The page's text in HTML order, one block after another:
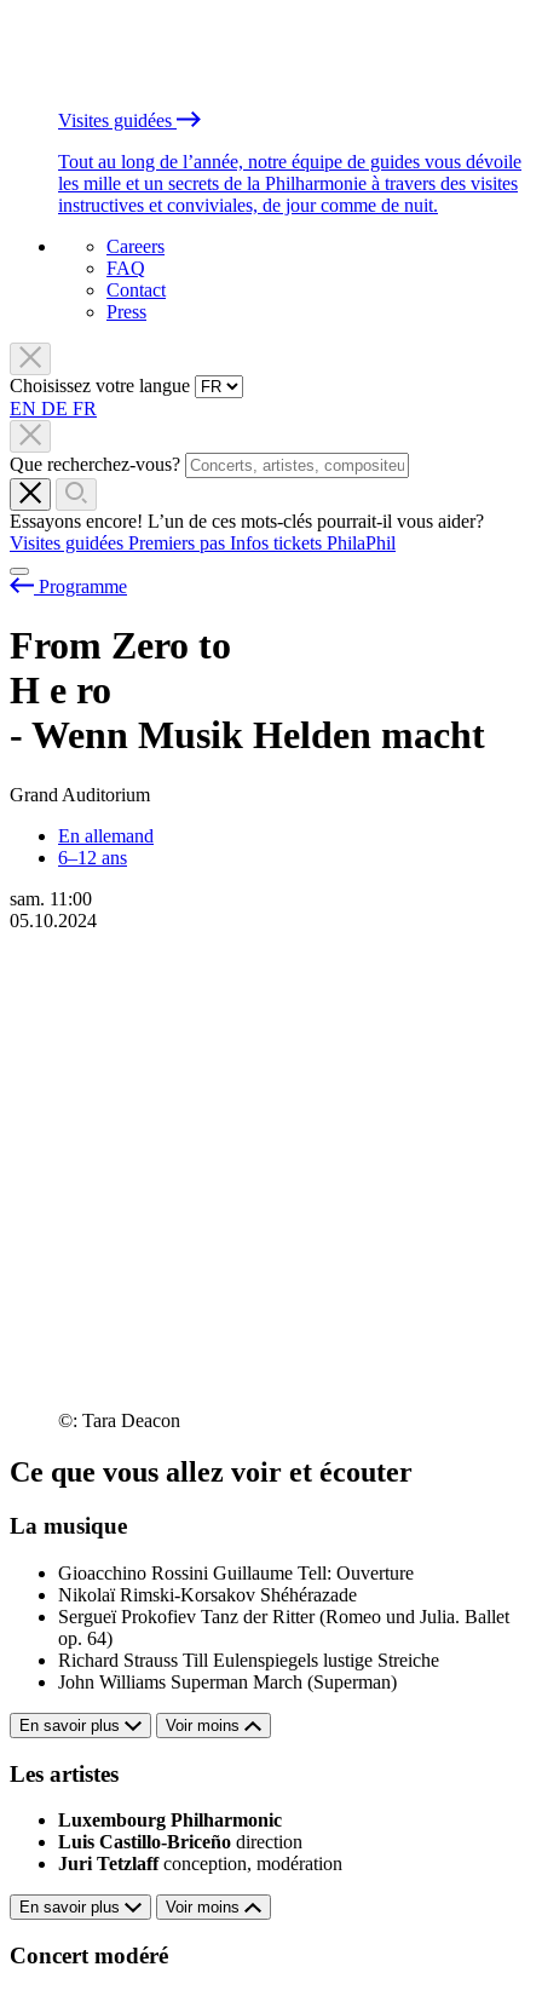
Visites guidées
Tout au long de l’année, notre équipe de guides vous dévoile
les mille et un secrets de la Philharmonie à travers des visites
instructives et conviviales, de jour comme de nuit.
Careers
FAQ
Contact
Press
Choisissez votre langue
EN DE FR
Que recherchez-vous?
Essayons encore! L’un de ces mots-clés pourrait-il vous aider?
Visites guidées Premiers pas Infos tickets PhilaPhil
Programme
From Zero to
H e ro
- Wenn Musik Helden macht
Grand Auditorium
En allemand
6–12 ans
sam. 11:00
05.10.2024
©: Tara Deacon
Ce que vous allez voir et écouter
La musique
Gioacchino Rossini Guillaume Tell: Ouverture
Nikolaï Rimski-Korsakov Shéhérazade
Sergueï Prokofiev Tanz der Ritter (Romeo und Julia. Ballet
op. 64)
Richard Strauss Till Eulenspiegels lustige Streiche
John Williams Superman March (Superman)
En savoir plus Voir moins
Les artistes
Luxembourg Philharmonic
Luis Castillo-Briceño direction
Juri Tetzlaff conception, modération
En savoir plus Voir moins
Concert modéré